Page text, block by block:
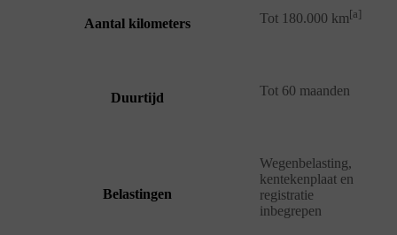
Aantal kilometers Tot 180.000 km[a]
Duurtijd Tot 60 maanden
Belastingen
Wegenbelasting,
kentekenplaat en
registratie
inbegrepen